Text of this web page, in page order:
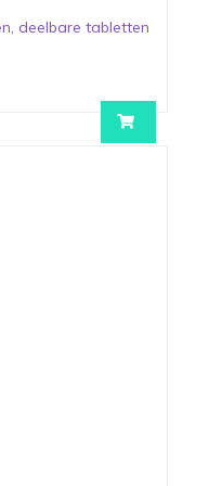
deelbare tabletten